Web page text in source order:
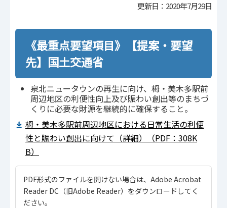
更新日：2020年7月29日
《最重点要望項目》【提案・要望
先】国土交通省
泉北ニュータウンの再生に向け、栂・美木多駅前
周辺地区の利便性向上及び賑わい創出等のまちづ
くりに必要な財源を継続的に確保すること。
栂・美木多駅前周辺地区における日常生活の利便
性と賑わい創出に向けて（詳細）（PDF：308K
B）
PDF形式のファイルを開けない場合は、Adobe Acrobat
Reader DC（旧Adobe Reader）をダウンロードしてく
ださい。